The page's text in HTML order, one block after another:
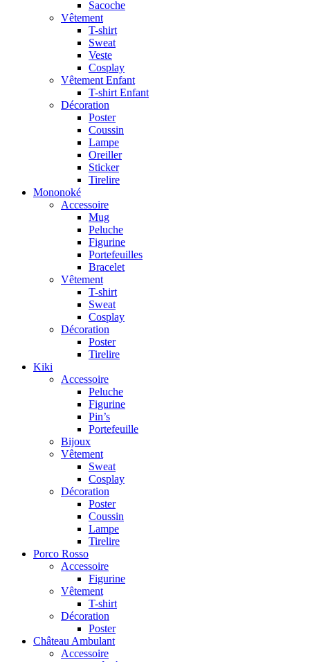
Sacoche
Vêtement
T-shirt
Sweat
Veste
Cosplay
Vêtement Enfant
T-shirt Enfant
Décoration
Poster
Coussin
Lampe
Oreiller
Sticker
Tirelire
Mononoké
Accessoire
Mug
Peluche
Figurine
Portefeuilles
Bracelet
Vêtement
T-shirt
Sweat
Cosplay
Décoration
Poster
Tirelire
Kiki
Accessoire
Peluche
Figurine
Pin’s
Portefeuille
Bijoux
Vêtement
Sweat
Cosplay
Décoration
Poster
Coussin
Lampe
Tirelire
Porco Rosso
Accessoire
Figurine
Vêtement
T-shirt
Décoration
Poster
Château Ambulant
Accessoire